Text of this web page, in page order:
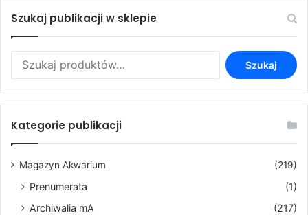
Szukaj publikacji w sklepie
Szukaj
Kategorie publikacji
Magazyn Akwarium (219)
Prenumerata
(1)
Archiwalia mA
(217)